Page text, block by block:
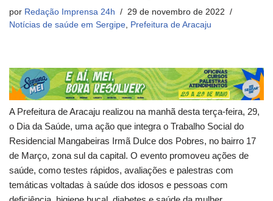
por Redação Imprensa 24h
29 de novembro de 2022
Notícias de saúde em Sergipe, Prefeitura de Aracaju
A Prefeitura de Aracaju realizou na manhã desta terça-feira, 29,
o Dia da Saúde, uma ação que integra o Trabalho Social do
Residencial Mangabeiras Irmã Dulce dos Pobres, no bairro 17
de Março, zona sul da capital. O evento promoveu ações de
saúde, como testes rápidos, avaliações e palestras com
temáticas voltadas à saúde dos idosos e pessoas com